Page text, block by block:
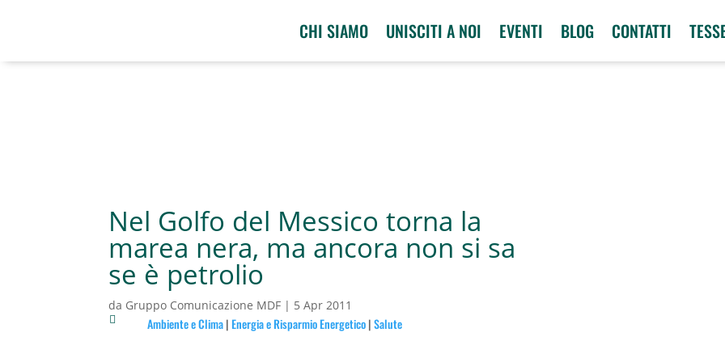
CHI SIAMO UNISCITI A NOI EVENTI BLOG CONTATTI
Nel Golfo del Messico torna la
marea nera, ma ancora non si sa
se è petrolio
da Gruppo Comunicazione MDF | 5 Apr 2011
 Ambiente e Clima|Energia e Risparmio Energetico|Salute